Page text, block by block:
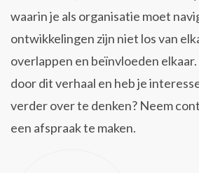
waarin je als organisatie moet
ontwikkelingen zijn niet los van
overlappen en beïnvloeden
door dit verhaal en heb je
verder over te denken? Neem
een afspraak te maken.